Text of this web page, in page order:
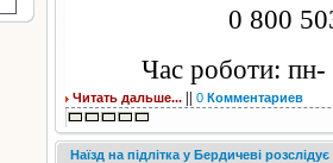
0 800
Час роботи:
Читать дальше... 0 Комментариев
Наїзд на підлітка у Бердичеві розслідує